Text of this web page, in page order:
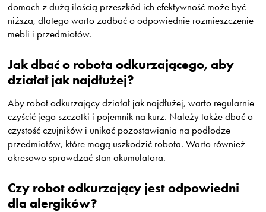
domach z dużą ilością przeszkód ich efektywność może być
niższa, dlatego warto zadbać o odpowiednie rozmieszczenie
mebli i przedmiotów.
Jak dbać o robota odkurzającego, aby
działał jak najdłużej?
Aby robot odkurzający działał jak najdłużej, warto regularnie
czyścić jego szczotki i pojemnik na kurz. Należy także dbać o
czystość czujników i unikać pozostawiania na podłodze
przedmiotów, które mogą uszkodzić robota. Warto również
okresowo sprawdzać stan akumulatora.
Czy robot odkurzający jest odpowiedni
dla alergików?